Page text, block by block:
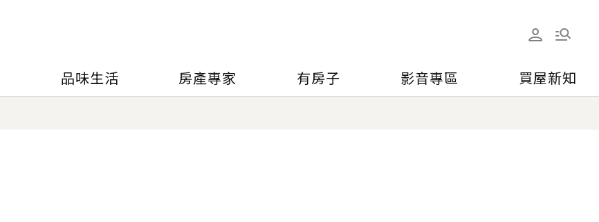
品味生活 房產專家 有房子 影音專區 買屋新知